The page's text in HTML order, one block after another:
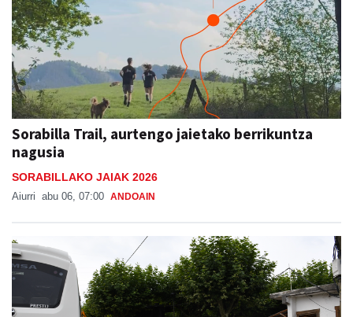
Sorabilla Trail, aurtengo jaietako berrikuntza
nagusia
SORABILLAKO JAIAK 2026
Aiurri abu 06, 07:00 ANDOAIN